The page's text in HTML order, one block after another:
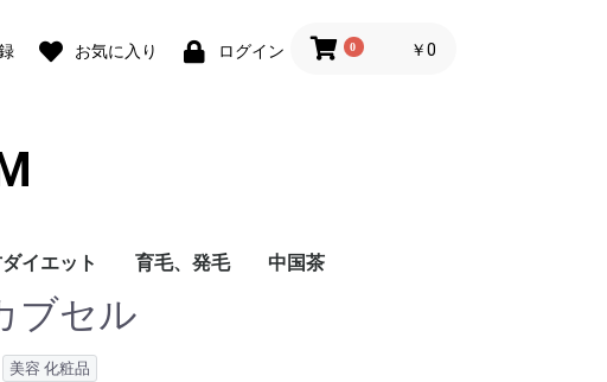
お気に入り ログイン 0 ￥0
イエット 育毛、発毛 中国茶
ブセル
美容 化粧品